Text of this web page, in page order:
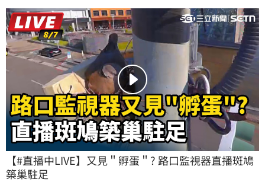
【#直播中LIVE】又見＂孵蛋＂? 路口監視器直播斑鳩
築巢駐足